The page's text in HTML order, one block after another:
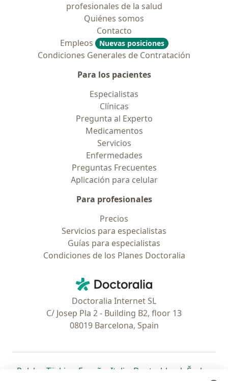
profesionales de la salud
Quiénes somos
Contacto
Empleos
Nuevas posiciones
Condiciones Generales de Contratación
Para los pacientes
Especialistas
Clínicas
Pregunta al Experto
Medicamentos
Servicios
Enfermedades
Preguntas Frecuentes
Aplicación para celular
Para profesionales
Precios
Servicios para especialistas
Guías para especialistas
Condiciones de los Planes Doctoralia
Doctoralia - Página de inicio
Doctoralia Internet SL
C/ Josep Pla 2 - Building B2, floor 13
08019 Barcelona, Spain
Polska se abre en una nueva pestaña
Türkiye se abre en una nueva pestaña
España se abre en una nueva pestaña
Italia se abre en una nueva
Deutschlandse abre en
Česko